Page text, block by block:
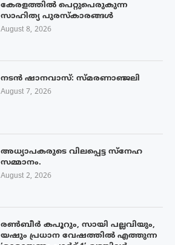
കേരളത്തിൽ പെറ്റുപെരുകുന്ന
സാഹിത്യ പുരസ്‌കാരങ്ങൾ
August 8, 2026
നടൻ ഷാനവാസ്: സ്മരണാഞ്ജലി
August 7, 2026
അധ്യാപകരുടെ വിലപ്പെട്ട സ്നേഹ
സമ്മാനം.
August 2, 2026
രൺബീർ കപൂറും, സായി പല്ലവിയും,
യഷും പ്രധാന വേഷത്തിൽ എത്തുന്ന